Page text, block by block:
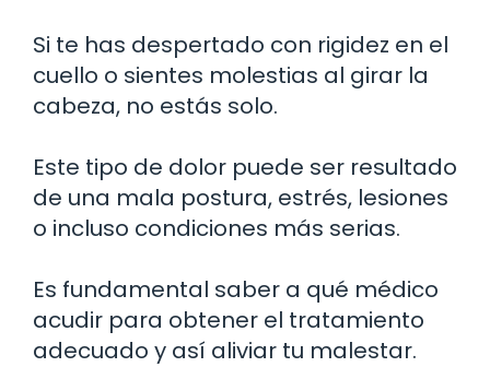
Si te has despertado con rigidez en el
cuello o sientes molestias al girar la
cabeza, no estás solo.
Este tipo de dolor puede ser resultado
de una mala postura, estrés, lesiones
o incluso condiciones más serias.
Es fundamental saber a qué médico
acudir para obtener el tratamiento
adecuado y así aliviar tu malestar.